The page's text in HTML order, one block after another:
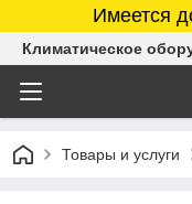
Имеется
Климатическое
Товары и услуги